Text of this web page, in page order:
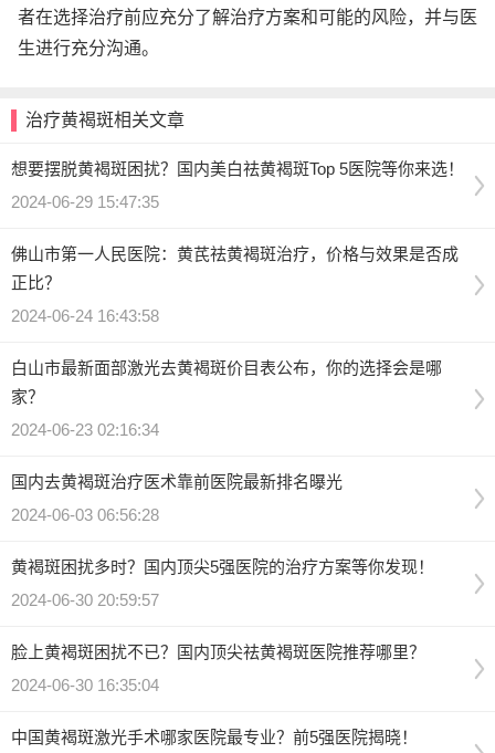
者在选择治疗前应充分了解治疗方案和可能的风险，并与医
生进行充分沟通。
治疗黄褐斑相关文章
想要摆脱黄褐斑困扰？国内美白祛黄褐斑Top 5医院等你来选！
2024-06-29 15:47:35
佛山市第一人民医院：黄芪祛黄褐斑治疗，价格与效果是否成
正比？
2024-06-24 16:43:58
白山市最新面部激光去黄褐斑价目表公布，你的选择会是哪
家？
2024-06-23 02:16:34
国内去黄褐斑治疗医术靠前医院最新排名曝光
2024-06-03 06:56:28
黄褐斑困扰多时？国内顶尖5强医院的治疗方案等你发现！
2024-06-30 20:59:57
脸上黄褐斑困扰不已？国内顶尖祛黄褐斑医院推荐哪里？
2024-06-30 16:35:04
中国黄褐斑激光手术哪家医院最专业？前5强医院揭晓！